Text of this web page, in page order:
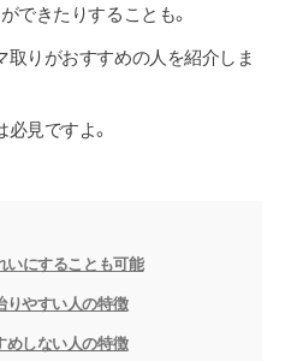
できたりすることも。
りがおすすめの人を紹介しま
見ですよ。
いにすることも可能
りやすい人の特徴
めしない人の特徴